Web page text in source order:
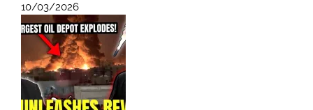
10/03/2026